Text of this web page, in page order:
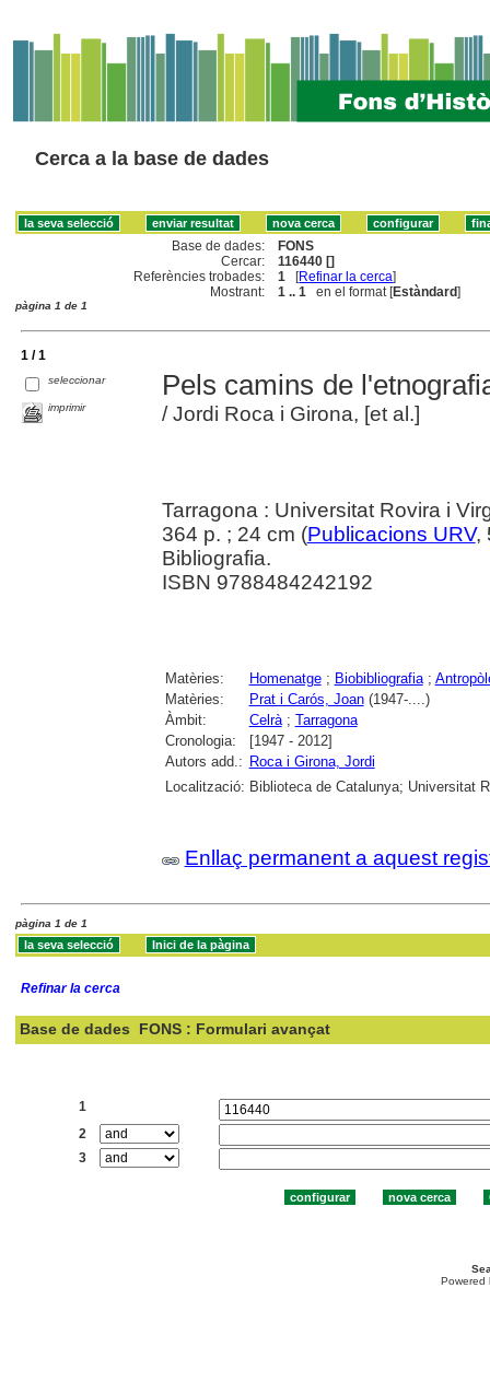
Cerca a la base de dades
Base de dades:
FONS
Cercar:
116440 []
Referències trobades:
1 [Refinar la cerca]
Mostrant:
1 .. 1 en el format [Estàndard]
pàgina 1 de 1
1 / 1
seleccionar
imprimir
Pels camins de
/ Jordi Roca i Girona, [et al.]
Tarragona : Universitat Rovira i
364 p. ; 24 cm (Publicacions URV,
Bibliografia.
ISBN 9788484242192
Matèries: Homenatge; Biobibliografia;
Matèries:
Prat i Carós, Joan(1947-....)
Àmbit:
Celrà; Tarragona
Cronologia:
[1947 - 2012]
Autors add.: Roca i Girona, Jordi
Localització: Biblioteca de Catalunya; Universitat
Enllaç permanent a aquest
pàgina 1 de 1
Refinar la cerca
Base de dades FONS : Formulari avançat
1
2
3